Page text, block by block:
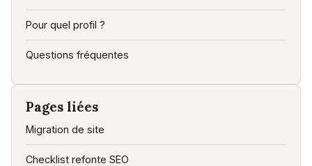
Pour quel profil ?
Questions fréquentes
Pages liées
Migration de site
Checklist refonte SEO